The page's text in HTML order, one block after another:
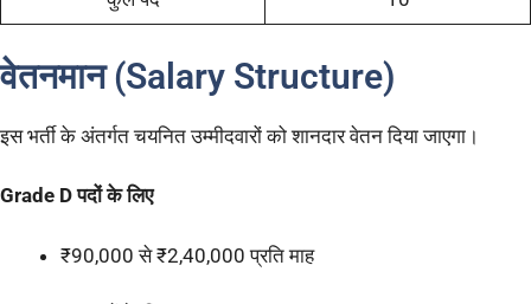
वेतनमान (Salary Structure)
इस भर्ती के अंतर्गत चयनित उम्मीदवारों को शानदार वेतन दिया जाएगा।
Grade D पदों के लिए
₹90,000 से ₹2,40,000 प्रति माह